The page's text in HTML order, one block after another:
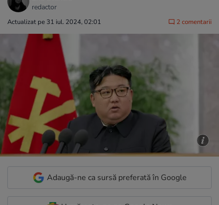
redactor
Actualizat pe 31 iul. 2024, 02:01 2 comentarii
Adaugă-ne ca sursă preferată în Google